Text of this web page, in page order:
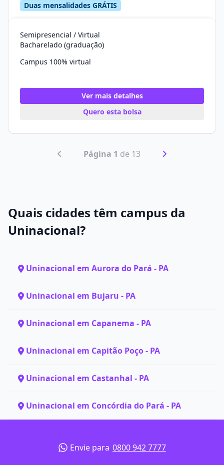
Duas mensalidades GRÁTIS
Semipresencial / Virtual
Bacharelado (graduação)
Campus 100% virtual
Ver mais detalhes
Quero esta bolsa
Página 1 de 13
Quais cidades têm campus da
Uninacional?
Uninacional em Aurora do Pará - PA
Uninacional em Bujaru - PA
Uninacional em Capanema - PA
Uninacional em Capitão Poço - PA
Uninacional em Castanhal - PA
Uninacional em Concórdia do Pará - PA
Envie para 0800 942 7777